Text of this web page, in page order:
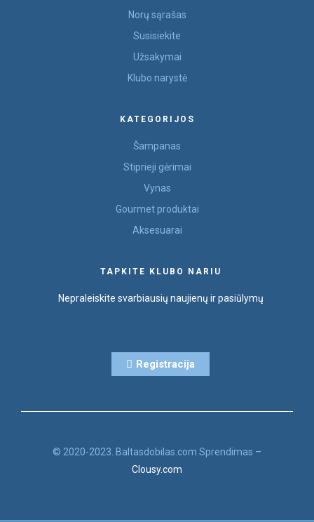
Norų sąrašas
Susisiekite
Užsakymai
Klubo narystė
KATEGORIJOS
Šampanas
Stiprieji gėrimai
Vynas
Gourmet produktai
Aksesuarai
TAPKITE KLUBO NARIU
Nepraleiskite svarbiausių naujienų ir pasiūlymų
Registracija
© 2020-2023. Baltasdobilas.com Sprendimas –
Clousy.com